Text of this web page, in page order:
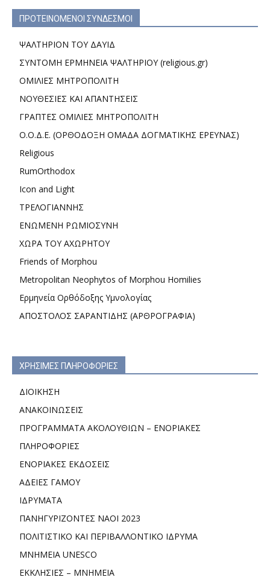
ΠΡΟΤΕΙΝΟΜΕΝΟΙ ΣΥΝΔΕΣΜΟΙ
ΨΑΛΤΗΡΙΟΝ ΤΟΥ ΔΑΥΙΔ
ΣΥΝΤΟΜΗ ΕΡΜΗΝΕΙΑ ΨΑΛΤΗΡΙΟΥ (religious.gr)
ΟΜΙΛΙΕΣ ΜΗΤΡΟΠΟΛΙΤΗ
ΝΟΥΘΕΣΙΕΣ ΚΑΙ ΑΠΑΝΤΗΣΕΙΣ
ΓΡΑΠΤΕΣ ΟΜΙΛΙΕΣ ΜΗΤΡΟΠΟΛΙΤΗ
Ο.Ο.Δ.Ε. (ΟΡΘΟΔΟΞΗ ΟΜΑΔΑ ΔΟΓΜΑΤΙΚΗΣ ΕΡΕΥΝΑΣ)
Religious
RumOrthodox
Icon and Light
ΤΡΕΛΟΓΙΑΝΝΗΣ
ΕΝΩΜΕΝΗ ΡΩΜΙΟΣΥΝΗ
ΧΩΡΑ ΤΟΥ ΑΧΩΡΗΤΟΥ
Friends of Morphou
Metropolitan Neophytos of Morphou Homilies
Ερμηνεία Ορθόδοξης Υμνολογίας
ΑΠΟΣΤΟΛΟΣ ΣΑΡΑΝΤΙΔΗΣ (ΑΡΘΡΟΓΡΑΦΙΑ)
ΧΡΗΣΙΜΕΣ ΠΛΗΡΟΦΟΡΙΕΣ
ΔΙΟΙΚΗΣΗ
ΑΝΑΚΟΙΝΩΣΕΙΣ
ΠΡΟΓΡΑΜΜΑΤΑ ΑΚΟΛΟΥΘΙΩΝ – ΕΝΟΡΙΑΚΕΣ
ΠΛΗΡΟΦΟΡΙΕΣ
ΕΝΟΡΙΑΚΕΣ ΕΚΔΟΣΕΙΣ
ΑΔΕΙΕΣ ΓΑΜΟΥ
ΙΔΡΥΜΑΤΑ
ΠΑΝΗΓΥΡΙΖΟΝΤΕΣ ΝΑΟΙ 2023
ΠΟΛΙΤΙΣΤΙΚΟ ΚΑΙ ΠΕΡΙΒΑΛΛΟΝΤΙΚΟ ΙΔΡΥΜΑ
ΜΝΗΜΕΙΑ UNESCO
ΕΚΚΛΗΣΙΕΣ – ΜΝΗΜΕΙΑ